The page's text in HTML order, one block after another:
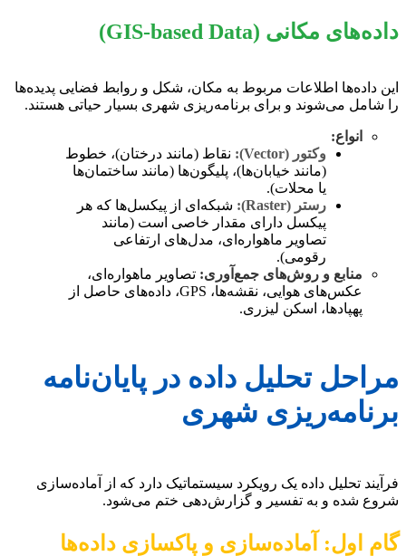
داده‌های مکانی (GIS-based Data)
این داده‌ها اطلاعات مربوط به مکان، شکل و روابط فضایی پدیده‌ها
را شامل می‌شوند و برای برنامه‌ریزی شهری بسیار حیاتی هستند.
انواع:
وکتور (Vector):
نقاط (مانند درختان)، خطوط
(مانند خیابان‌ها)، پلیگون‌ها (مانند ساختمان‌ها
یا محلات).
رستر (Raster):
شبکه‌ای از پیکسل‌ها که هر
پیکسل دارای مقدار خاصی است (مانند
تصاویر ماهواره‌ای، مدل‌های ارتفاعی
رقومی).
منابع و روش‌های جمع‌آوری: تصاویر ماهواره‌ای،
عکس‌های هوایی، نقشه‌ها، GPS، داده‌های حاصل از
پهپادها، اسکن لیزری.
مراحل تحلیل داده در پایان‌نامه
برنامه‌ریزی شهری
فرآیند تحلیل داده یک رویکرد سیستماتیک دارد که از آماده‌سازی
شروع شده و به تفسیر و گزارش‌دهی ختم می‌شود.
گام اول: آماده‌سازی و پاکسازی داده‌ها